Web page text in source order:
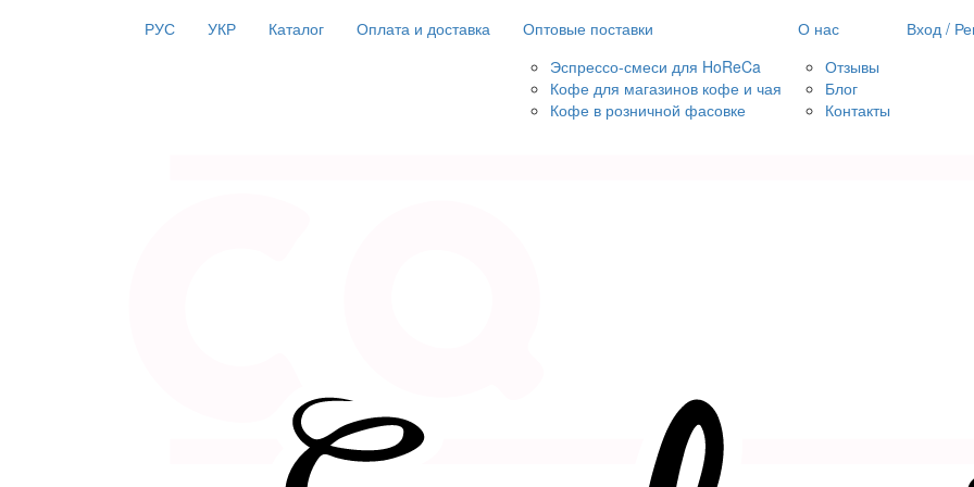
РУС УКР Каталог Оплата и доставка
Оптовые поставки
Эспрессо-смеси для HoReCa
Кофе для магазинов кофе и чая
Кофе в розничной фасовке
О нас
Отзывы
Блог
Контакты
Вход /